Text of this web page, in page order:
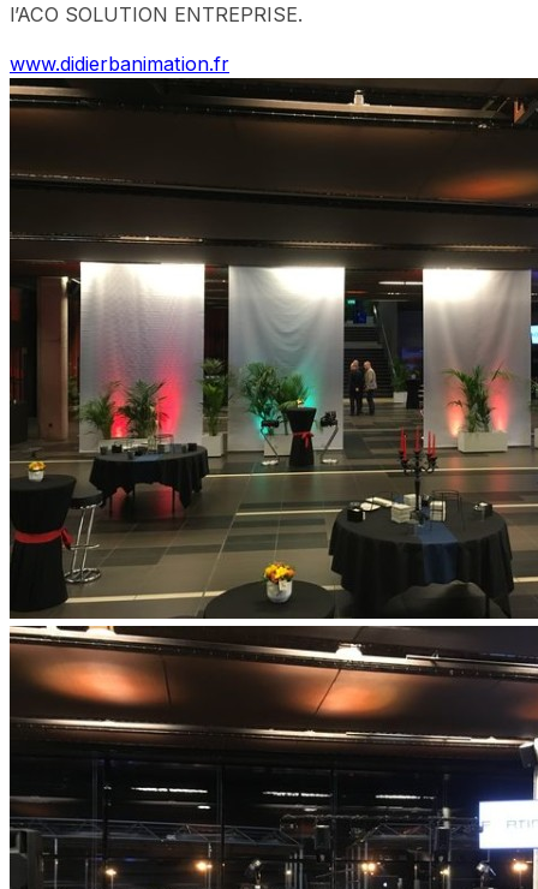
l’ACO SOLUTION ENTREPRISE.
www.didierbanimation.fr